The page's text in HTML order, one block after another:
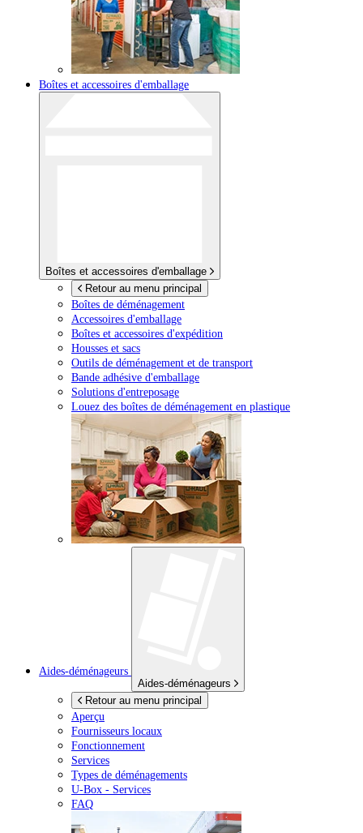
Boîtes et accessoires d'emballage
Boîtes et accessoires d'emballage
Retour au menu principal
Boîtes de déménagement
Accessoires d'emballage
Boîtes et accessoires d'expédition
Housses et sacs
Outils de déménagement et de transport
Bande adhésive d'emballage
Solutions d'entreposage
Louez des boîtes de déménagement en plastique
Aides-déménageurs
Aides-déménageurs
Retour au menu principal
Aperçu
Fournisseurs locaux
Fonctionnement
Services
Types de déménagements
U-Box - Services
FAQ